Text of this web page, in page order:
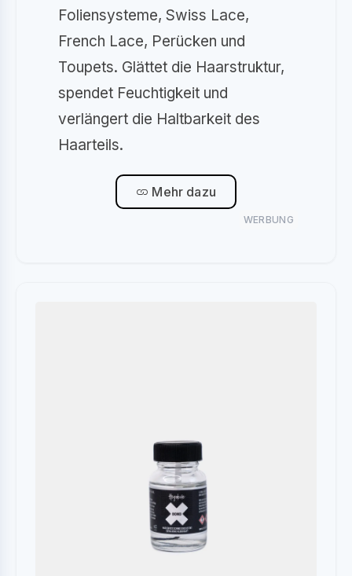
Foliensysteme, Swiss Lace,
French Lace, Perücken und
Toupets. Glättet die Haarstruktur,
spendet Feuchtigkeit und
verlängert die Haltbarkeit des
Haarteils.
Mehr dazu
WERBUNG